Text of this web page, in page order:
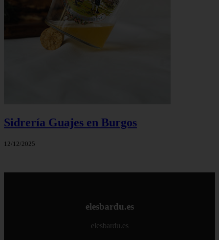
Sidrería Guajes en Burgos
12/12/2025
elesbardu.es
elesbardu.es